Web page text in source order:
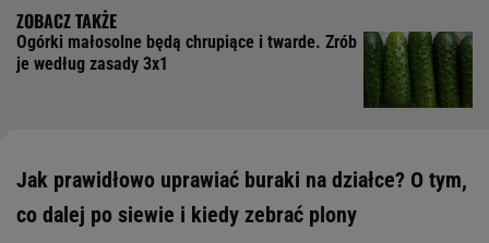
Ogórki małosolne będą chrupiące i twarde. Zrób
je według zasady 3x1
Jak prawidłowo uprawiać buraki na działce? O tym,
co dalej po siewie i kiedy zebrać plony